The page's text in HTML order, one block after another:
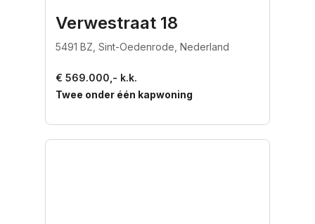
Verwestraat 18
5491 BZ, Sint-Oedenrode, Nederland
€ 569.000,- k.k.
Twee onder één kapwoning